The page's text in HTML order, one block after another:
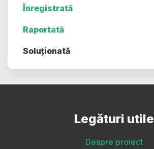
Înregistrată
Raportată
Soluționată
Legături utile
Despre proiect